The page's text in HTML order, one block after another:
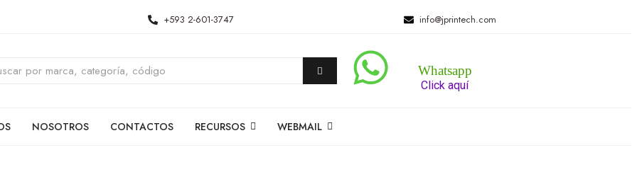
+593 2-601-3747 info@jprintech.com
Whatsapp
Click aquí
NOSOTROS CONTACTOS RECURSOS WEBMAIL